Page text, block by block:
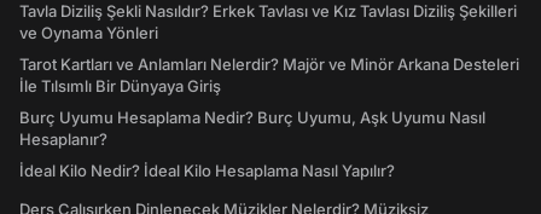
Tavla Diziliş Şekli Nasıldır? Erkek Tavlası ve Kız Tavlası Diziliş Şekilleri
ve Oynama Yönleri
Tarot Kartları ve Anlamları Nelerdir? Majör ve Minör Arkana Desteleri
İle Tılsımlı Bir Dünyaya Giriş
Burç Uyumu Hesaplama Nedir? Burç Uyumu, Aşk Uyumu Nasıl
Hesaplanır?
İdeal Kilo Nedir? İdeal Kilo Hesaplama Nasıl Yapılır?
Ders Çalışırken Dinlenecek Müzikler Nelerdir? Müziksiz